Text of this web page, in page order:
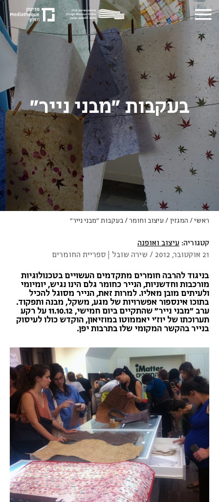
בעקבות "מבני נייר"
ראשי/ המגזין / עיצוב וחומר/בעקבות "מבני נייר"
קטגוריה: עיצוב ואופנה
21 אוקטובר, 2012 / שירה שובל | ספריית החומרים
בניגוד להרבה חומרים מתקדמים העשויים בטכנולוגיות
מורכבות וחדשניות, הנייר כחומר גלם הינו נגיש, יומיומי
ולעיתים מובן מאליו. למרות זאת, הנייר מסוגל להכיל
בתוכו אינספור אפשרויות של מגע, משקל, מבנה ותפקוד.
ערב "מבני נייר" שהתקיים ביום חמישי, 11.10.12 על רקע
תערוכתו של יוז'י יאממוטו במוזיאון, הוקדש כולו לעיסוק
בנייר בהקשר המקומי שלו בתרבות יפן.